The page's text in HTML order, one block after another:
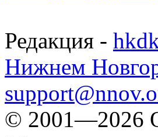
Редакция -
Нижнем
© 2001—2026